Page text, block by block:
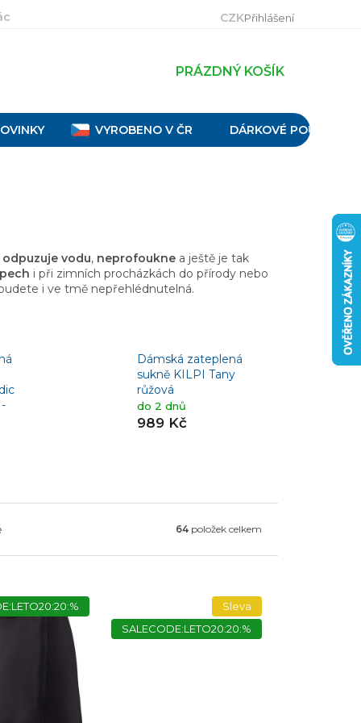
výměna a reklamace Velikostní tabulky
CZKPřihlášení
PRÁZDNÝ KOŠÍK
VYROBENO V ČR DÁRKOVÉ POUKAZY
odpuzuje vodu, neprofoukne a ještě je tak
i při zimních procházkách do přírody nebo
i ve tmě nepřehlédnutelná.
Dámská zateplená
sukně KILPI Tany
růžová
do 2 dnů
989 Kč
64 položek celkem
Sleva
SALECODE:LETO20:20:%